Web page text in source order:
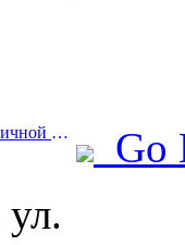
Prev:«Постбрендовая эра» гостиничной индустрии: от масштабного расширения к эффективности в первую очередь
Go